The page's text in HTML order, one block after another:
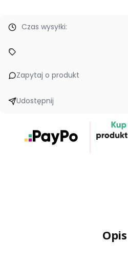
Czas wysyłki:
Zapytaj o produkt
Udostępnij
Opis